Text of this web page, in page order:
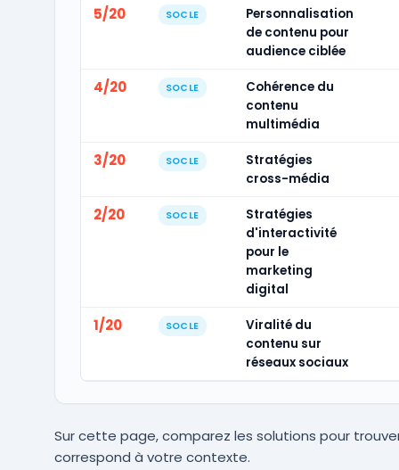
5/20 SOCLE
Personnalisation
de contenu pour
audience ciblée
4/20 SOCLE
Cohérence du
contenu
multimédia
3/20 SOCLE
Stratégies
cross-média
2/20 SOCLE
Stratégies
d'interactivité
pour le
marketing
digital
1/20 SOCLE
Viralité du
contenu sur
réseaux sociaux
Sur cette page, comparez les solutions pour
correspond à votre contexte.